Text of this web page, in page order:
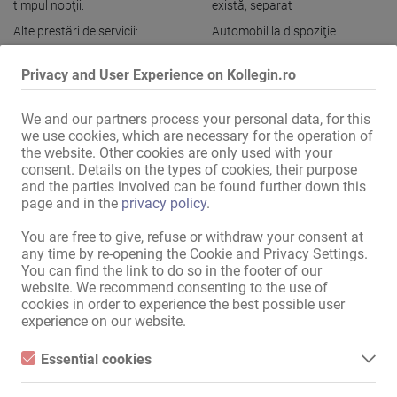
Privacy and User Experience on Kollegin.ro
We and our partners process your personal data, for this
we use cookies, which are necessary for the operation of
the website. Other cookies are only used with your
consent. Details on the types of cookies, their purpose
and the parties involved can be found further down this
page and in the privacy policy.
You are free to give, refuse or withdraw your consent at
any time by re-opening the Cookie and Privacy Settings.
You can find the link to do so in the footer of our
website. We recommend consenting to the use of
cookies in order to experience the best possible user
experience on our website.
Essential cookies
Essential cookies are all cookies necessary for the operation of
timpul nopţii: există, separat
Alte prestări de servicii:
Automobil la dispoziţie
Dotarea locaţiei
Internet: prin WLAN,Conexiune
disponibilă
în cameră:
Televizor LCD,Chiuvetă
Afișaţi toate informațiile
Așteptați cu nerăbdare condițiile speciale pe care le oferim exclusiv
pentru femei. Experimentați o noapte de neuitat – Babylon vă
așteaptă!
Descoperiți oportunități lucrative de câștig în apropierea granițelor
cu Franța (doar 5 km) și Luxemburg (15 km).